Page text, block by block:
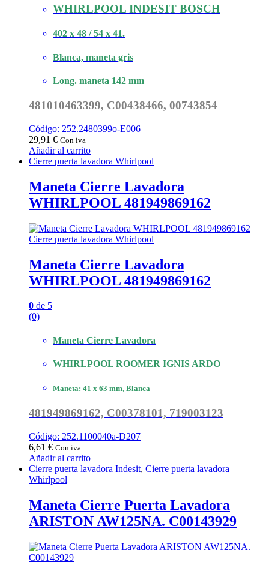
WHIRLPOOL INDESIT BOSCH
402 x 48 / 54 x 41.
Blanca, maneta gris
Long. maneta 142 mm
481010463399, C00438466, 00743854
Código: 252.2480399o-E006
29,91 € Con iva
Añadir al carrito
Cierre puerta lavadora Whirlpool
Maneta Cierre Lavadora
WHIRLPOOL 481949869162
Cierre puerta lavadora Whirlpool
Maneta Cierre Lavadora
WHIRLPOOL 481949869162
0 de 5
(0)
Maneta Cierre Lavadora
WHIRLPOOL ROOMER IGNIS ARDO
Maneta: 41 x 63 mm, Blanca
481949869162, C00378101, 719003123
Código: 252.1100040a-D207
6,61 € Con iva
Añadir al carrito
Cierre puerta lavadora Indesit, Cierre puerta lavadora
Whirlpool
Maneta Cierre Puerta Lavadora
ARISTON AW125NA. C00143929